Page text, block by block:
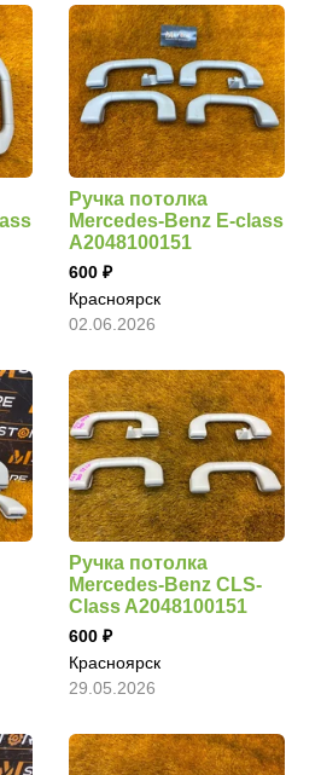
Ручка потолка
Mercedes-Benz E-class
A2048100151
600
Красноярск
02.06.2026
Ручка потолка
Mercedes-Benz CLS-
Class A2048100151
600
Красноярск
29.05.2026